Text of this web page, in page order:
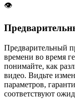
👁️
Предварительный
времени во время
понимайте, как
видео. Видьте
параметров,
соответствуют